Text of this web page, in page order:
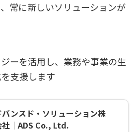
常に新しいソリューションが
ーを活用し、業務や事業の生
支援します
バンスド・ソリューション株
社｜ADS Co., Ltd.